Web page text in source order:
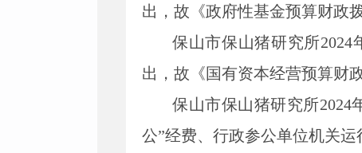
出，故《政府性基金预算财政
保山市保山猪研究所2024
出，故《国有资本经营预算财
保山市保山猪研究所2024
公”经费、行政参公单位机关运